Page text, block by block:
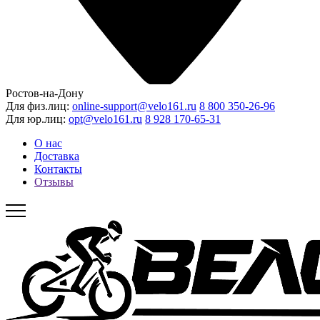
Ростов-на-Дону
Для физ.лиц: online-support@velo161.ru 8 800 350-26-96
Для юр.лиц: opt@velo161.ru 8 928 170-65-31
О нас
Доставка
Контакты
Отзывы